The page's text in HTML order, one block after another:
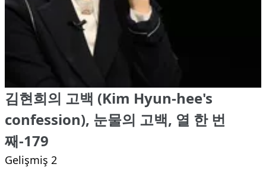
김현희의 고백 (Kim Hyun-hee's
confession), 눈물의 고백, 열 한 번
째-179
Gelişmiş 2